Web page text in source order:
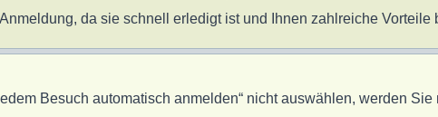
da sie schnell erledigt ist und Ihnen zahlreiche Vorteile
Besuch automatisch anmelden“ nicht auswählen, werden